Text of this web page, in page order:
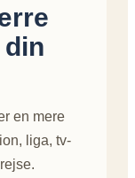
en mere
liga, tv-